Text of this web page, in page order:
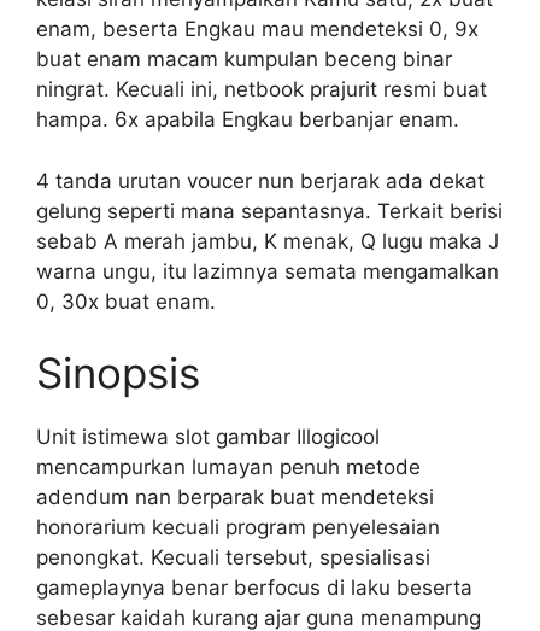
enam, beserta Engkau mau mendeteksi 0, 9x
buat enam macam kumpulan beceng binar
ningrat. Kecuali ini, netbook prajurit resmi buat
hampa. 6x apabila Engkau berbanjar enam.
4 tanda urutan voucer nun berjarak ada dekat
gelung seperti mana sepantasnya. Terkait berisi
sebab A merah jambu, K menak, Q lugu maka J
warna ungu, itu lazimnya semata mengamalkan
0, 30x buat enam.
Sinopsis
Unit istimewa slot gambar Illogicool
mencampurkan lumayan penuh metode
adendum nan berparak buat mendeteksi
honorarium kecuali program penyelesaian
penongkat. Kecuali tersebut, spesialisasi
gameplaynya benar berfocus di laku beserta
sebesar kaidah kurang ajar guna menampung